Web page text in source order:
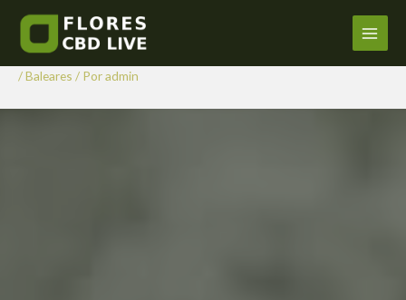
contenido
Main
Comprar Flores CBD en Sant
Joan
/Baleares / Poradmin